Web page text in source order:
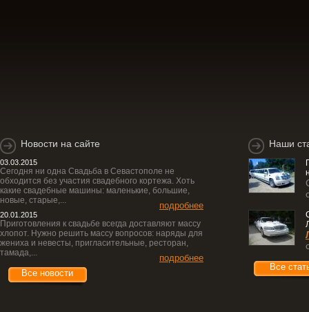
Новости на сайте
03.03.2015
Сегодня ни одна Свадьба в Севастополе не
обходится без участия свадебного кортежа. Хоть
какие свадебные машины: маленькие, большие,
новые, старые,...
подробнее
20.01.2015
Приготовления к свадьбе всегда доставляют массу
хлопот. Нужно решить массу вопросов: наряды для
жениха и невесты, пригласительные, ресторан,
тамада,...
подробнее
Все новости
Наши
Все